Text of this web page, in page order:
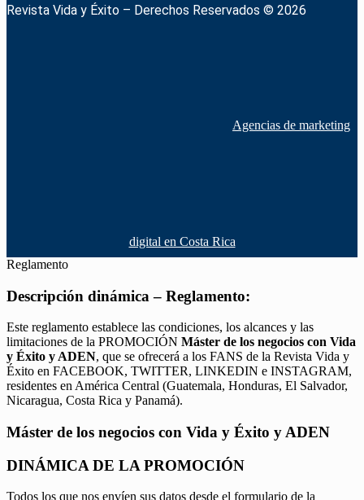
Revista Vida y Éxito – Derechos Reservados © 2026
Agencias de marketing
digital en Costa Rica
Reglamento
Descripción dinámica – Reglamento:
Este reglamento establece las condiciones, los alcances y las
limitaciones de la PROMOCIÓN Máster de los negocios con Vida
y Éxito y ADEN, que se ofrecerá a los FANS de la Revista Vida y
Éxito en FACEBOOK, TWITTER, LINKEDIN e INSTAGRAM,
residentes en América Central (Guatemala, Honduras, El Salvador,
Nicaragua, Costa Rica y Panamá).
Máster de los negocios con Vida y Éxito y ADEN
DINÁMICA DE LA PROMOCIÓN
Todos los que nos envíen sus datos desde el formulario de la